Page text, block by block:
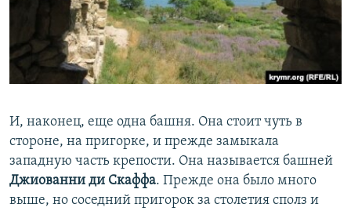
И, наконец, еще одна башня. Она стоит чуть в
стороне, на пригорке, и прежде замыкала
западную часть крепости. Она называется башней
Джиованни ди Скаффа. Прежде она было много
выше, но соседний пригорок за столетия сполз и